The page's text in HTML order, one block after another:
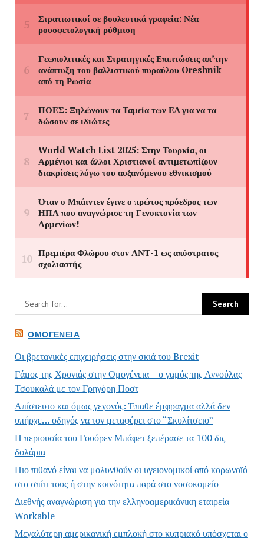
ΟΜΟΓΈΝΕΙΑ
Οι βρετανικές επιχειρήσεις στην σκιά του Brexit
Γάμος της Χρονιάς στην Ομογένεια – ο γαμός της Αννούλας
Τσουκαλά με τον Γρηγόρη Ποστ
Απίστευτο και όμως γεγονός: Έπαθε έμφραγμα αλλά δεν
υπήρχε… οδηγός να τον μεταφέρει στο “Σκυλίτσειο”
Η περιουσία του Γουόρεν Μπάφετ ξεπέρασε τα 100 δις
δολάρια
Πιο πιθανό είναι να μολυνθούν οι υγειονομικοί από κορωνοϊό
στο σπίτι τους ή στην κοινότητα παρά στο νοσοκομείο
Διεθνής αναγνώριση για την ελληνοαμερικάνικη εταιρεία
Workable
Μεγαλύτερη αμερικανική εμπλοκή στο κυπριακό υπόσχεται ο